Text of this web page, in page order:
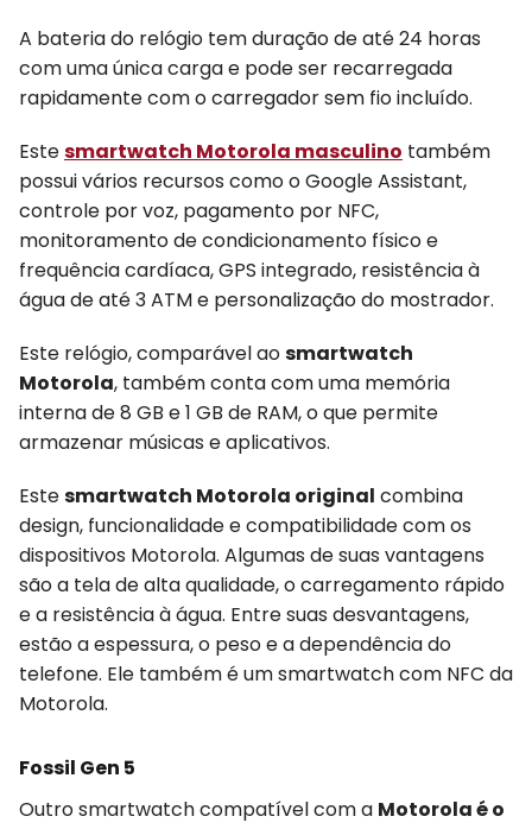
A bateria do relógio tem duração de até 24 horas
com uma única carga e pode ser recarregada
rapidamente com o carregador sem fio incluído.
Estesmartwatch Motorola masculino também
possui vários recursos como o Google Assistant,
controle por voz, pagamento por NFC,
monitoramento de condicionamento físico e
frequência cardíaca, GPS integrado, resistência à
água de até 3 ATM e personalização do mostrador.
Este relógio, comparável aosmartwatch
Motorola, também conta com uma memória
interna de 8 GB e 1 GB de RAM, o que permite
armazenar músicas e aplicativos.
Estesmartwatch Motorola original combina
design, funcionalidade e compatibilidade com os
dispositivos Motorola. Algumas de suas vantagens
são a tela de alta qualidade, o carregamento rápido
e a resistência à água. Entre suas desvantagens,
estão a espessura, o peso e a dependência do
telefone. Ele também é um smartwatch com NFC da
Motorola.
Fossil Gen 5
Outro smartwatch compatível com a Motorola é o